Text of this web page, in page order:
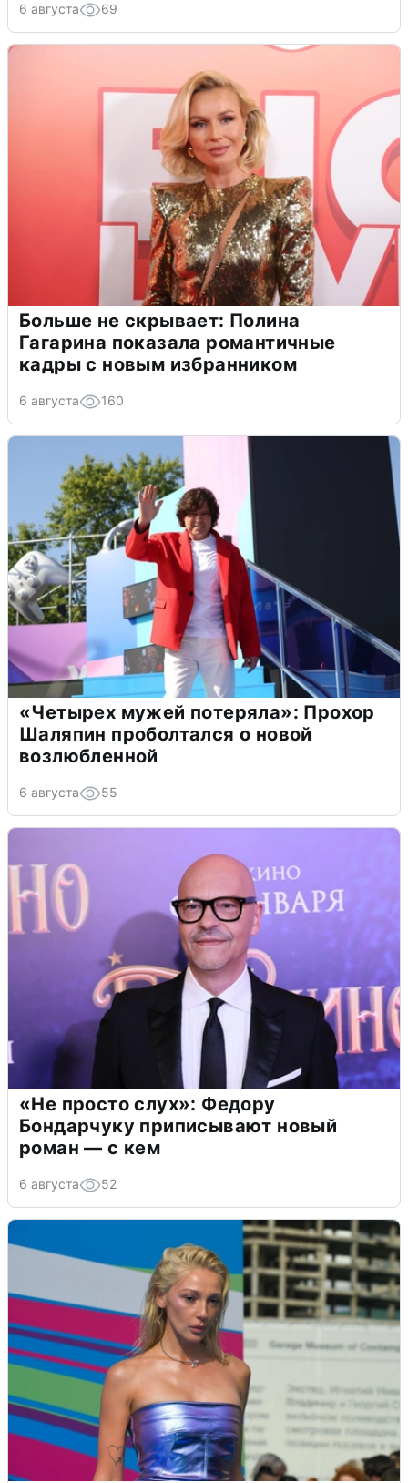
6 августа 69
Больше не скрывает: Полина
Гагарина показала романтичные
кадры с новым избранником
6 августа 160
«Четырех мужей потеряла»: Прохор
Шаляпин проболтался о новой
возлюбленной
6 августа 55
«Не просто слух»: Федору
Бондарчуку приписывают новый
роман — с кем
6 августа 52